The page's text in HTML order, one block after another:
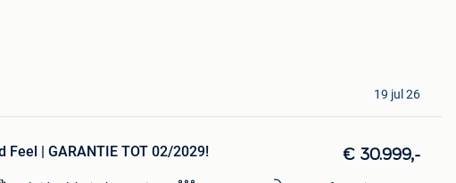
19 jul 26
Feel | GARANTIE TOT 02/2029! € 30.999,-